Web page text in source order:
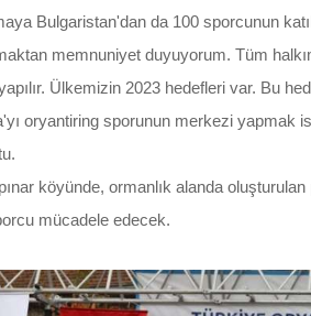
Bulgaristan'dan da 100 sporcunun
memnuniyet duyuyorum. Tüm
Ülkemizin 2023 hedefleri var. Bu
oryantiring sporunun merkezi yapmak
köyünde, ormanlık alanda
mücadele edecek.